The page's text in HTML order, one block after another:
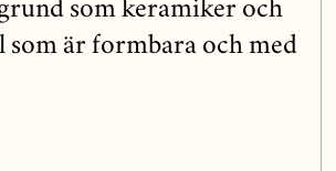
som keramiker och
är formbara och med